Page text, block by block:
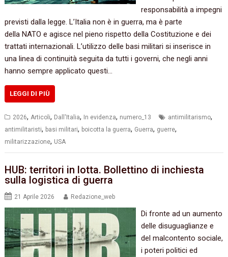
responsabilità a impegni
previsti dalla legge. L’Italia non è in guerra, ma è parte
della NATO e agisce nel pieno rispetto della Costituzione e dei
trattati internazionali. L’utilizzo delle basi militari si inserisce in
una linea di continuità seguita da tutti i governi, che negli anni
hanno sempre applicato questi…
LEGGI DI PIÙ
2026,Articoli, Dall'Italia, In evidenza, numero_13 antimilitarismo,
antimilitaristi, basi militari, boicotta la guerra, Guerra, guerre,
militarizzazione, USA
HUB: territori in lotta. Bollettino di inchiesta
sulla logistica di guerra
21 Aprile 2026 Redazione_web
Di fronte ad un aumento
delle disuguaglianze e
del malcontento sociale,
i poteri politici ed